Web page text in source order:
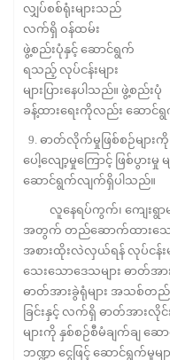
လျှပ်စစ်ရုံးများသည်
လက်ရှိ ဝန်ထမ်း
ဖွဲ့စည်းပုံနှင့် ဆောင်ရွက်
ရသည့် လုပ်ငန်းများ
များပြားနေပါသည်။ ဖွဲ့စည်
ခန့်ထားရေးကိုလည်း ဆောင်
9. ဓာတ်လိုက်မှုဖြစ်စဉ်များ
ပေါ့လျော့မှုကြောင့် ဖြစ်ပွား
ဆောင်ရွက်လျက်ရှိပါသည်။
လူနေရပ်ကွက်၊ ကျေးရွာမျ
အတွက် တည်ဆောက်ထားသော
အစားထိုးလဲလှယ်ရန် လုပ်ငန်းမ
သေးသောဒေသများ ဓာတ်အ
ဓာတ်အားခွဲရုံများ အသစ်
ခြင်းနှင့် လက်ရှိ ဓာတ်အားလိုင်
များကို နှစ်စဉ်စီမံချက်ချ
ဘဏ္ဍာ ငွေဖြင့် ဆောင်ရွက်မှုမ